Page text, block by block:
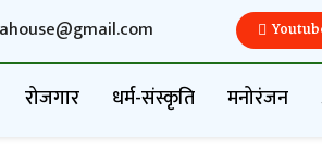
रोजगार धर्म-संस्कृति मनोरंजन